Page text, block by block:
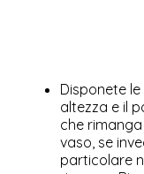
Disponete
altezza e il
che
vaso, se
particolare